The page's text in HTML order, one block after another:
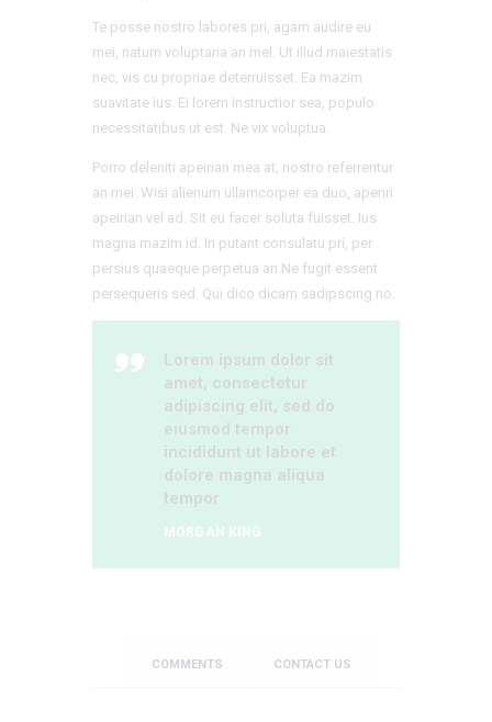
Te posse nostro labores pri, agam audire eu
mei, natum voluptaria an mel. Ut illud maiestatis
nec, vis cu propriae deterruisset. Ea mazim
suavitate ius. Ei lorem instructior sea, populo
necessitatibus ut est. Ne vix voluptua.
Porro deleniti apeirian mea at, nostro referrentur
an mei. Wisi alienum ullamcorper ea duo, aperiri
apeirian vel ad. Sit eu facer soluta fuisset. Ius
magna mazim id. In putant consulatu pri, per
persius quaeque perpetua an.Ne fugit essent
persequeris sed. Qui dico dicam sadipscing no.
Lorem ipsum dolor sit
amet, consectetur
adipiscing elit, sed do
eiusmod tempor
incididunt ut labore et
dolore magna aliqua
tempor
MORGAN KING
COMMENTS CONTACT US